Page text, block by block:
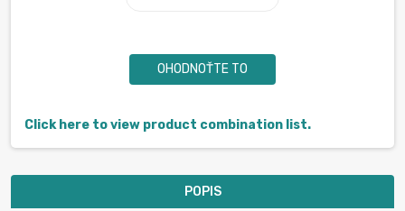
OHODNOŤTE TO
Click here to view product combination list.
POPIS